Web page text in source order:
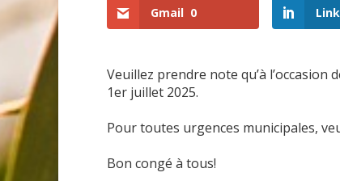
Gmail 0
Veuillez prendre note qu’à
1er juillet 2025.
Pour toutes urgences municipales,
Bon congé à tous!